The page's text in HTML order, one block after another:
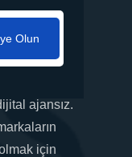
Olun
yenilikçi
ajansız.
için